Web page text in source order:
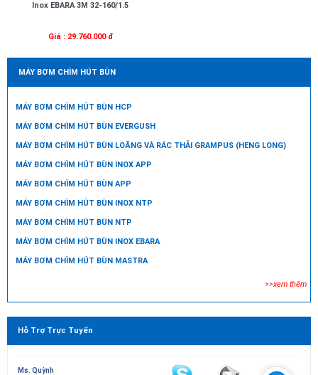
Inox EBARA 3M 32-160/1.5
Giá : 29.760.000 đ
MÁY BƠM CHÌM HÚT BÙN
MÁY BƠM CHÌM HÚT BÙN HCP
MÁY BƠM CHÌM HÚT BÙN EVERGUSH
MÁY BƠM CHÌM HÚT BÙN LOÃNG VÀ RÁC THẢI GRAMPUS (HENG LONG)
MÁY BƠM CHÌM HÚT BÙN INOX APP
MÁY BƠM CHÌM HÚT BÙN APP
MÁY BƠM CHÌM HÚT BÙN INOX NTP
MÁY BƠM CHÌM HÚT BÙN NTP
MÁY BƠM CHÌM HÚT BÙN INOX EBARA
MÁY BƠM CHÌM HÚT BÙN MASTRA
>>xem thêm
Hỗ Trợ Trực Tuyến
Ms. Quỳnh